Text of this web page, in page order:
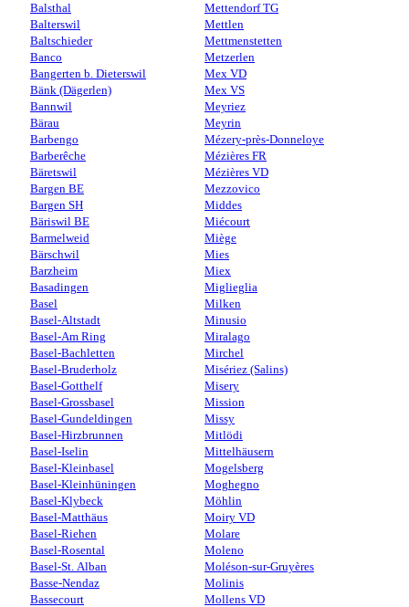
Balsthal
Balterswil
Baltschieder
Banco
Bangerten b. Dieterswil
Bänk (Dägerlen)
Bannwil
Bärau
Barbengo
Barberêche
Bäretswil
Bargen BE
Bargen SH
Bäriswil BE
Barmelweid
Bärschwil
Barzheim
Basadingen
Basel
Basel-Altstadt
Basel-Am Ring
Basel-Bachletten
Basel-Bruderholz
Basel-Gotthelf
Basel-Grossbasel
Basel-Gundeldingen
Basel-Hirzbrunnen
Basel-Iselin
Basel-Kleinbasel
Basel-Kleinhüningen
Basel-Klybeck
Basel-Matthäus
Basel-Riehen
Basel-Rosental
Basel-St. Alban
Basse-Nendaz
Bassecourt
Mettendorf TG
Mettlen
Mettmenstetten
Metzerlen
Mex VD
Mex VS
Meyriez
Meyrin
Mézery-près-Donneloye
Mézières FR
Mézières VD
Mezzovico
Middes
Miécourt
Miège
Mies
Miex
Miglieglia
Milken
Minusio
Miralago
Mirchel
Misériez (Salins)
Misery
Mission
Missy
Mitlödi
Mittelhäusern
Mogelsberg
Moghegno
Möhlin
Moiry VD
Molare
Moleno
Moléson-sur-Gruyères
Molinis
Mollens VD